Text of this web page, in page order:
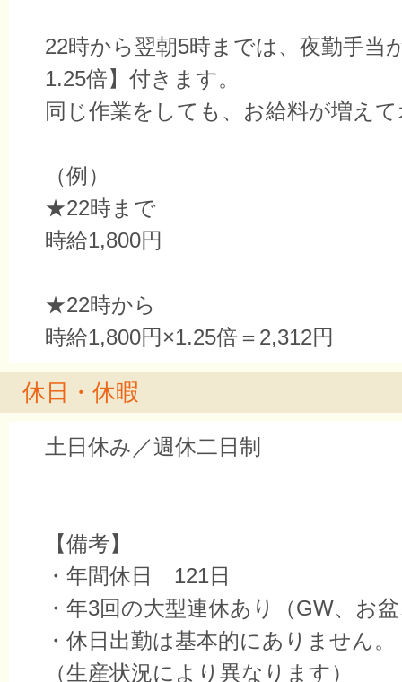
22時から翌朝5時までは、夜勤手当
1.25倍】付きます。
同じ作業をしても、お給料が増え
（例）
★22時まで
時給1,800円
★22時から
時給1,800円×1.25倍＝2,312円
休日・休暇
土日休み／週休二日制
【備考】
・年間休日 121日
・年3回の大型連休あり（GW、お
・休日出勤は基本的にありません。
（生産状況により異なります）